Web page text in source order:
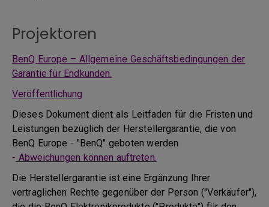
Projektoren
BenQ Europe – Allgemeine Geschäftsbedingungen der
Garantie für Endkunden.
Veröffentlichung
Dieses Dokument dient als Leitfaden für die Fristen und
Leistungen bezüglich der Herstellergarantie, die von
BenQ Europe - "BenQ" geboten werden
- Abweichungen können auftreten.
Die Herstellergarantie ist eine Ergänzung Ihrer
vertraglichen Rechte gegenüber der Person ("Verkäufer"),